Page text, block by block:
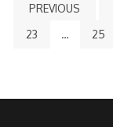
PREVIOUS
23 … 25